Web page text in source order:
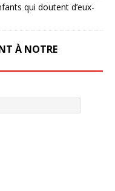
qui doutent d’eux-
À NOTRE